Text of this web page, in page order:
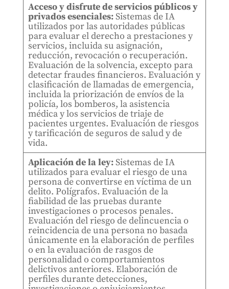
Acceso y disfrute de servicios públicos y
privados esenciales:Sistemas de IA
utilizados por las autoridades públicas
para evaluar el derecho a prestaciones y
servicios, incluida su asignación,
reducción, revocación o recuperación.
Evaluación de la solvencia, excepto para
detectar fraudes financieros. Evaluación y
clasificación de llamadas de emergencia,
incluida la priorización de envíos de la
policía, los bomberos, la asistencia
médica y los servicios de triaje de
pacientes urgentes. Evaluación de riesgos
y tarificación de seguros de salud y de
vida.
Aplicación de la ley:Sistemas de IA
utilizados para evaluar el riesgo de una
persona de convertirse en víctima de un
delito. Polígrafos. Evaluación de la
fiabilidad de las pruebas durante
investigaciones o procesos penales.
Evaluación del riesgo de delincuencia o
reincidencia de una persona no basada
únicamente en la elaboración de perfiles
o en la evaluación de rasgos de
personalidad o comportamientos
delictivos anteriores. Elaboración de
perfiles durante detecciones,